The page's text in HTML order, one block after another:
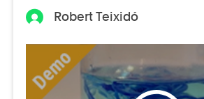
Robert Teixidó